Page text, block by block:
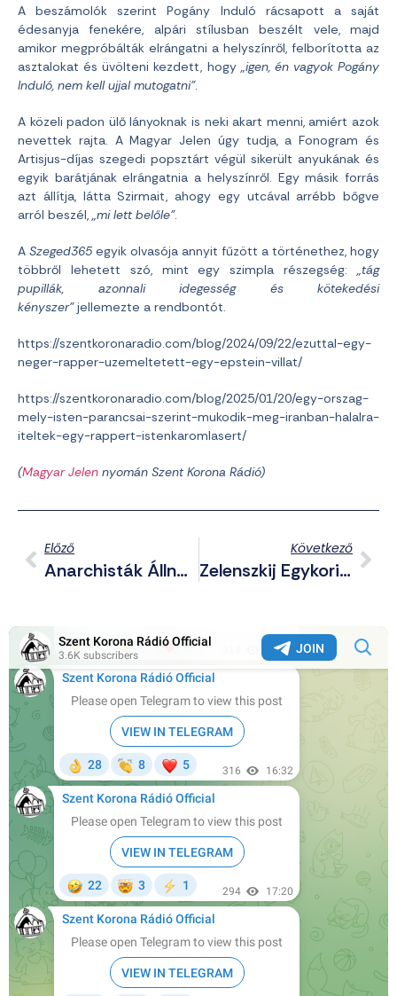
A beszámolók szerint Pogány Induló rácsapott a saját
édesanyja fenekére, alpári stílusban beszélt vele, majd
amikor megpróbálták elrángatni a helyszínről, felborította az
asztalokat és üvölteni kezdett, hogy „igen, én vagyok Pogány
Induló, nem kell ujjal mutogatni”.
A közeli padon ülő lányoknak is neki akart menni, amiért azok
nevettek rajta. A Magyar Jelen úgy tudja, a Fonogram és
Artisjus-díjas szegedi popsztárt végül sikerült anyukának és
egyik barátjának elrángatnia a helyszínről. Egy másik forrás
azt állítja, látta Szirmait, ahogy egy utcával arrébb bőgve
arról beszél, „mi lett belőle”.
A Szeged365 egyik olvasója annyit fűzött a történethez, hogy
többről lehetett szó, mint egy szimpla részegség: „tág
pupillák, azonnali idegesség és kötekedési
kényszer”jellemezte a rendbontót.
https://szentkoronaradio.com/blog/2024/09/22/ezuttal-egy-
neger-rapper-uzemeltetett-egy-epstein-villat/
https://szentkoronaradio.com/blog/2025/01/20/egy-orszag-
mely-isten-parancsai-szerint-mukodik-meg-iranban-halalra-
iteltek-egy-rappert-istenkaromlasert/
(Magyar Jelen nyomán Szent Korona Rádió)
Előző
Anarchisták Állnak A Dél-Franciaországi Áramkimaradások Mögött
Következő
Zelenszkij Egykori Humorista Társának Cége Hatalmas Korrupciós Botrányba Keveredett